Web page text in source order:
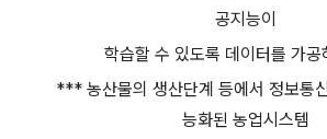
공지능이
학습할 수 있도록 데이터를 가공
*** 농산물의 생산단계 등에서 정보통신
능화된 농업시스템